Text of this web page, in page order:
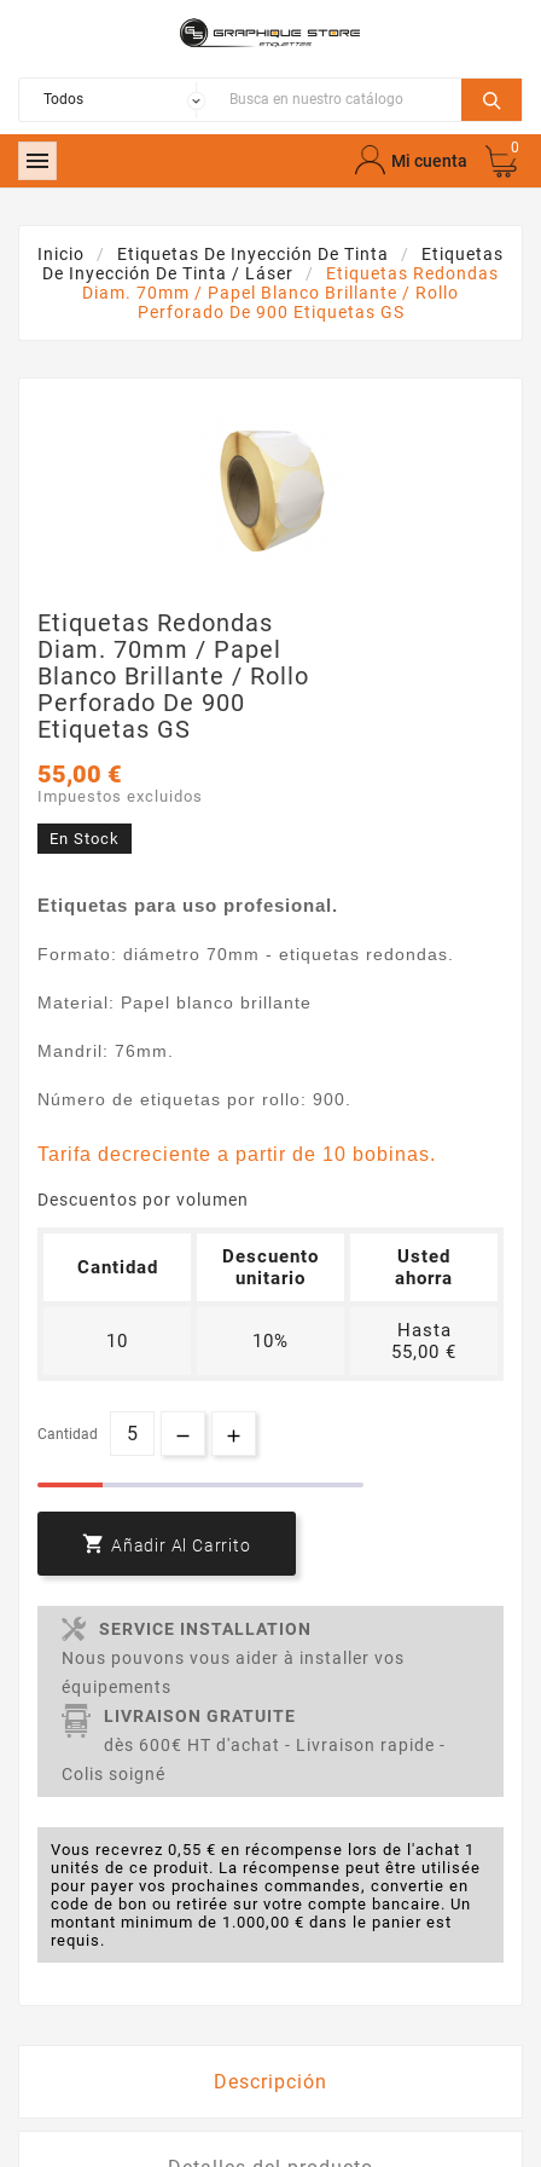
 Mi cuenta
0
Inicio Etiquetas De Inyección De Tinta
Etiquetas
De Inyección De Tinta / Láser
Etiquetas Redondas
Diam. 70mm / Papel Blanco Brillante / Rollo
Perforado De 900 Etiquetas GS
Etiquetas Redondas
Diam. 70mm / Papel
Blanco Brillante / Rollo
Perforado De 900
Etiquetas GS
55,00 €
Impuestos excluidos
En Stock
Etiquetas para uso profesional.
Formato: diámetro 70mm - etiquetas redondas.
Material: Papel blanco brillante
Mandril: 76mm.
Número de etiquetas por rollo: 900.
Tarifa decreciente a partir de 10 bobinas.
Descuentos por volumen
Cantidad
Descuento
unitario
Usted
ahorra
10 10%
Hasta
55,00 €
Cantidad
 Añadir Al Carrito
SERVICE INSTALLATION
Nous pouvons vous aider à installer vos
équipements
LIVRAISON GRATUITE
dès 600€ HT d'achat - Livraison rapide -
Colis soigné
Vous recevrez 0,55 € en récompense lors de l'achat 1
unités de ce produit. La récompense peut être utilisée
pour payer vos prochaines commandes, convertie en
code de bon ou retirée sur votre compte bancaire. Un
montant minimum de 1.000,00 € dans le panier est
requis.
Descripción